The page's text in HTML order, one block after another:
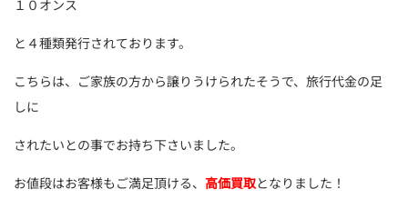
１０オンス
と４種類発行されております。
こちらは、ご家族の方から譲りうけられたそうで、旅行代金の足
しに
されたいとの事でお持ち下さいました。
お値段はお客様もご満足頂ける、 高価買取となりました！